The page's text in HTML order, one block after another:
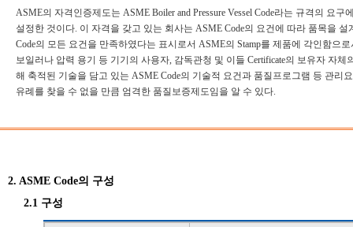
ASME의 자격인증제도는 ASME Boiler and Pressure Vessel Code라는 규격의
설정한 것이다. 이 자격을 갖고 있는 회사는 ASME Code의 요건에 따라 품목을
Code의 모든 요건을 만족하였다는 표시로서 ASME의 Stamp를 제품에 각인함
보일러나 압력 용기 등 기기의 사용자, 감독관청 및 이들 Certificate의 보유자 자
해 축적된 기술을 담고 있는 ASME Code의 기술적 요건과 품질프로그램 등 관
유례를 찾을 수 없을 만큼 엄격한 품질보증제도임을 알 수 있다.
2. ASME Code의 구성
2.1 구성